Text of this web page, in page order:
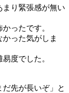
まり緊張感が無い
ったです。
った気がしま
度でした。
先が長いぞ」と